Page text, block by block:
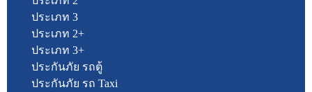
ประเภท 3
ประเภท 2+
ประเภท 3+
ประกันภัย รถตู้
ประกันภัย รถ Taxi